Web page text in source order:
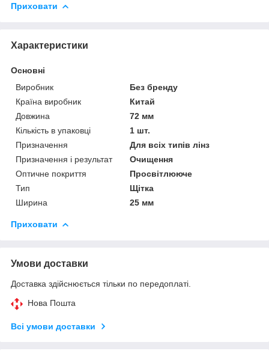
Приховати
Характеристики
Основні
Виробник
Без бренду
Країна виробник
Китай
Довжина
72 мм
Кількість в упаковці
1 шт.
Призначення
Для всіх типів лінз
Призначення і результат
Очищення
Оптичне покриття
Просвітлююче
Тип
Щітка
Ширина
25 мм
Приховати
Умови доставки
Доставка здійснюється тільки по передоплаті.
Нова Пошта
Всі умови доставки